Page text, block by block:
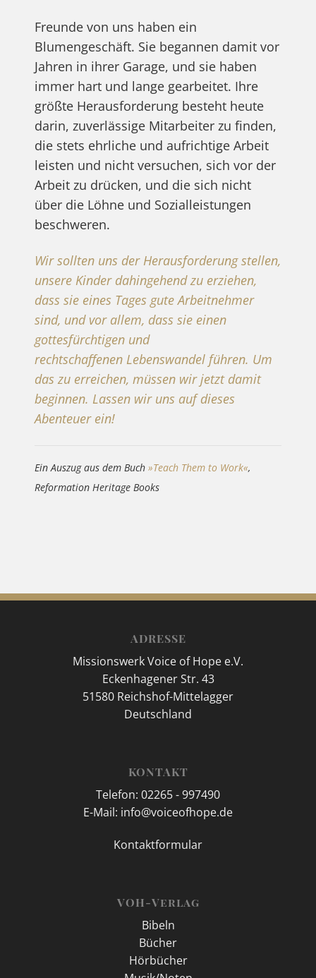
Freunde von uns haben ein
Blumengeschäft. Sie begannen damit vor
Jahren in ihrer Garage, und sie haben
immer hart und lange gearbeitet. Ihre
größte Herausforderung besteht heute
darin, zuverlässige Mitarbeiter zu finden,
die stets ehrliche und aufrichtige Arbeit
leisten und nicht versuchen, sich vor der
Arbeit zu drücken, und die sich nicht
über die Löhne und Sozialleistungen
beschweren.
Wir sollten uns der Herausforderung stellen,
unsere Kinder dahingehend zu erziehen,
dass sie eines Tages gute Arbeitnehmer
sind, und vor allem, dass sie einen
gottesfürchtigen und
rechtschaffenen Lebenswandel führen. Um
das zu erreichen, müssen wir jetzt damit
beginnen. Lassen wir uns auf dieses
Abenteuer ein!
Ein Auszug aus dem Buch »Teach Them to Work«,
Reformation Heritage Books
ADRESSE
Missionswerk Voice of Hope e.V.
Eckenhagener Str. 43
51580 Reichshof-Mittelagger
Deutschland
KONTAKT
Telefon: 02265 - 997490
E-Mail: info@voiceofhope.de
Kontaktformular
VOH-Verlag
Bibeln
Bücher
Hörbücher